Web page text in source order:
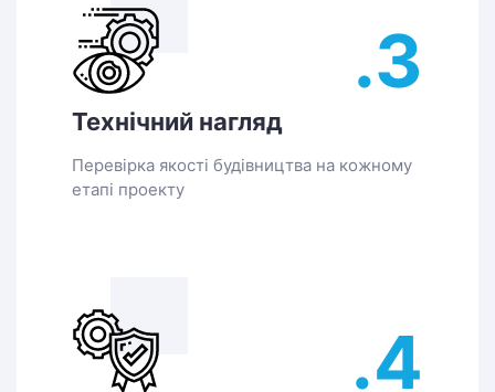
.3
Технічний нагляд
Перевірка якості будівництва на кожному
етапі проекту
.4